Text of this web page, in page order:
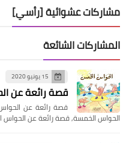
مشاركات عشوائية [رأسي]
المشاركات الشائعة
15 يونيو 2020
قصة رائعة عن
قصة رائعة عن
الحواس الخمسة, قصة رائعة عن